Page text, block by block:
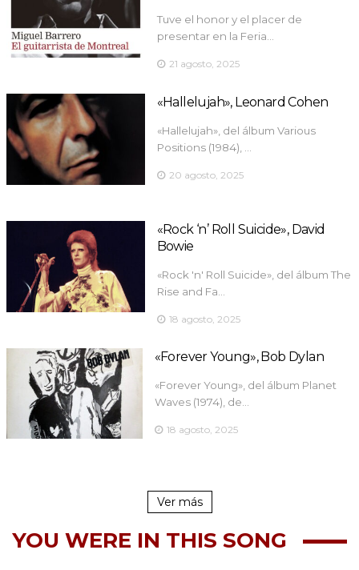
Tuve el honor y el placer de
presentar en la Feria…
21 agosto, 2025
«Hallelujah», Leonard Cohen
«Hallelujah», del álbum Various
Positions (1984), …
20 agosto, 2025
«Rock ‘n’ Roll Suicide», David
Bowie
«Rock 'n' Roll Suicide», del álbum The
Rise and Fa…
18 agosto, 2025
«Forever Young», Bob Dylan
«Forever Young», del álbum Planet
Waves (1974), de…
18 agosto, 2025
Ver más
YOU WERE IN THIS SONG